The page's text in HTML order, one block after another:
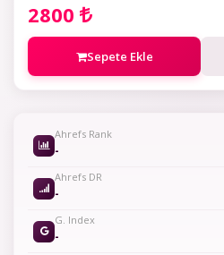
2800
Sepete Ekle
Ahrefs Rank
-
Ahrefs DR
-
G. Index
-